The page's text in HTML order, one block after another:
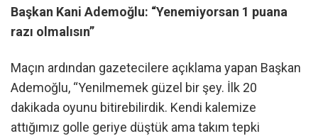
Başkan Kani Ademoğlu: “Yenemiyorsan 1 puana
razı olmalısın”
Maçın ardından gazetecilere açıklama yapan Başkan
Ademoğlu, “Yenilmemek güzel bir şey. İlk 20
dakikada oyunu bitirebilirdik. Kendi kalemize
attığımız golle geriye düştük ama takım tepki